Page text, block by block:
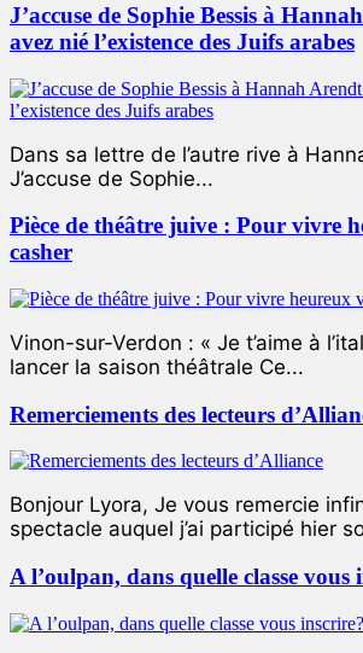
J’accuse de Sophie Bessis à
avez nié l’existence des Juifs arabes
Dans sa lettre de l’autre rive à
J’accuse de Sophie...
Pièce de théâtre juive : Pour vivre
casher
Vinon-sur-Verdon : « Je t’aime à
lancer la saison théâtrale Ce...
Remerciements des lecteurs
Bonjour Lyora, Je vous remercie
spectacle auquel j’ai participé hier
A l’oulpan, dans quelle classe vous